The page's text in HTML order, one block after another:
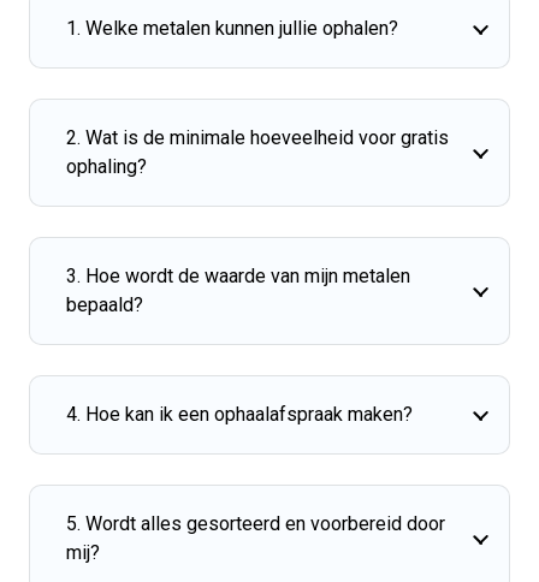
1. Welke metalen kunnen jullie ophalen?
2. Wat is de minimale hoeveelheid voor gratis
ophaling?
3. Hoe wordt de waarde van mijn metalen
bepaald?
4. Hoe kan ik een ophaalafspraak maken?
5. Wordt alles gesorteerd en voorbereid door
mij?